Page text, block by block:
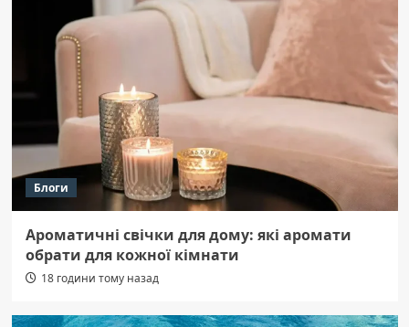
Блоги
Ароматичні свічки для дому: які аромати
обрати для кожної кімнати
18 години тому назад